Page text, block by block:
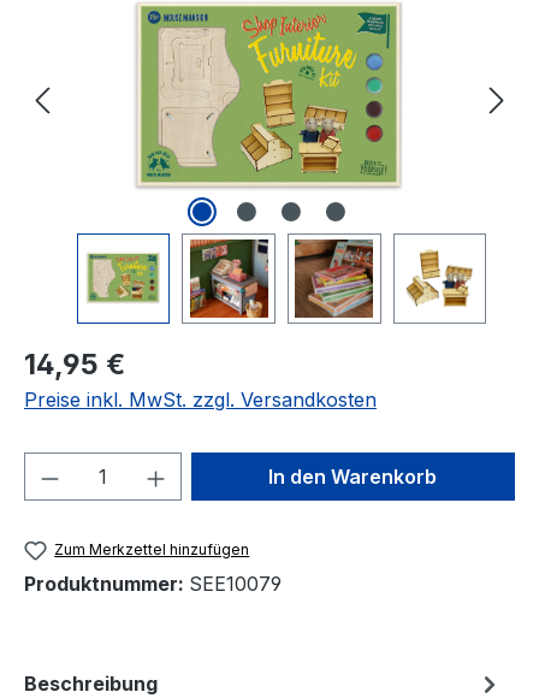
Regulärer Preis:
14,95 €
Preise inkl. MwSt. zzgl. Versandkosten
Produkt Anzahl: Gib denIn den Warenkorb
Zum Merkzettel hinzufügen
Produktnummer: SEE10079
Beschreibung